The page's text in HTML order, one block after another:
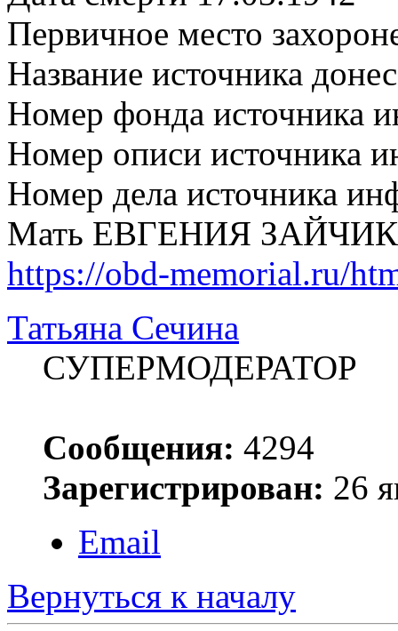
Первичное место
Название источника
Номер фонда источника
Номер описи источника
Номер дела источника
Мать ЕВГЕНИЯ
https://obd-memorial.ru/
Татьяна Сечина
СУПЕРМОДЕРАТОР
Сообщения: 4294
Зарегистрирован: 26
Email
Вернуться к началу